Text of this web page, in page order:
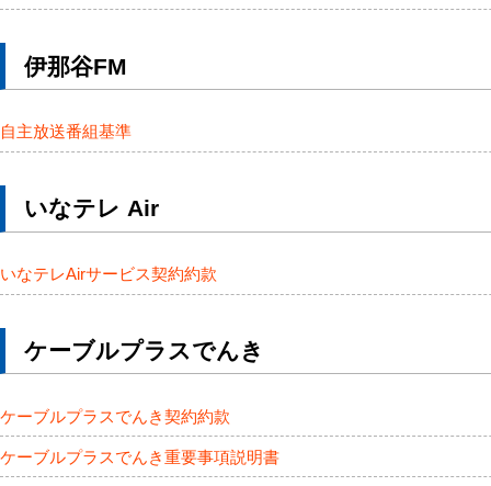
伊那谷FM
自主放送番組基準
いなテレ Air
いなテレAirサービス契約約款
ケーブルプラスでんき
ケーブルプラスでんき契約約款
ケーブルプラスでんき重要事項説明書